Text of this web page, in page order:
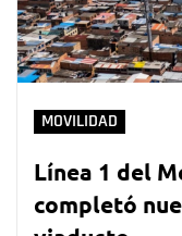
MOVILIDAD
Línea 1 del
completó